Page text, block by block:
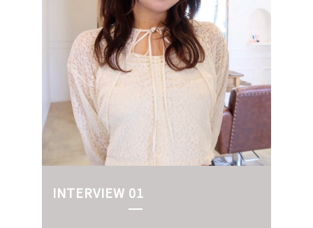
INTERVIEW 01